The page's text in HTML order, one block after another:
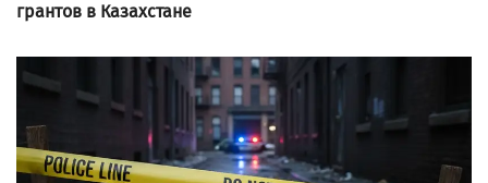
грантов в Казахстане